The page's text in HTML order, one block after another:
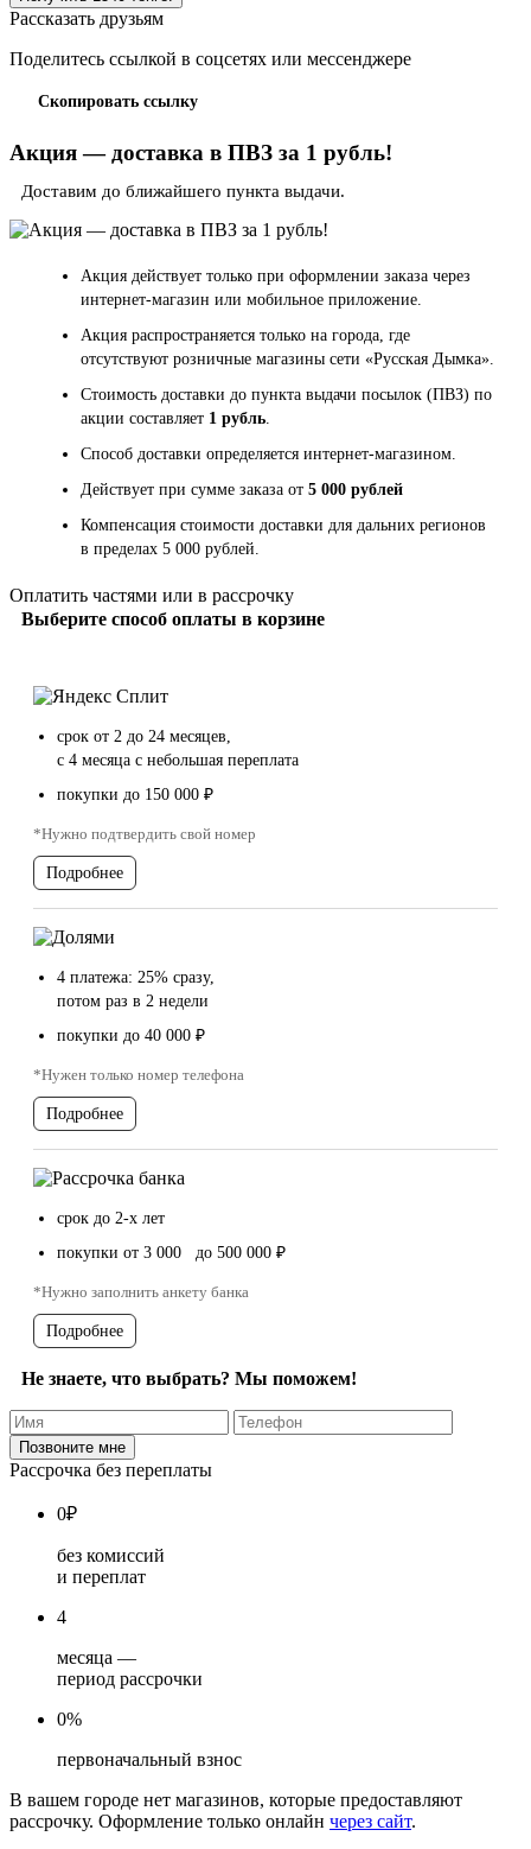
Рассказать друзьям
Поделитесь ссылкой в соцсетях или мессенджере
Скопировать ссылку
Акция — доставка в ПВЗ за 1 рубль!
Доставим до ближайшего пункта выдачи.
Акция действует только при оформлении заказа через
интернет-магазин или мобильное приложение.
Акция распространяется только на города, где
отсутствуют розничные магазины сети «Русская Дымка».
Стоимость доставки до пункта выдачи посылок (ПВЗ) по
акции составляет 1 рубль
Способ доставки определяется интернет-магазином.
Действует при сумме заказа от 5 000 рублей
Компенсация стоимости доставки для дальних регионов
в пределах 5 000 рублей.
Оплатить частями или в рассрочку
Выберите способ оплаты в корзине
срок от 2 до 24 месяцев,
с 4 месяца с небольшая переплата
покупки до 150 000 ₽
*Нужно подтвердить свой номер
Подробнее
4 платежа: 25% сразу,
потом раз в 2 недели
покупки до 40 000 ₽
*Нужен только номер телефона
Подробнее
срок до 2-х лет
покупки от 3 000 до 500 000 ₽
*Нужно заполнить анкету банка
Подробнее
Не знаете, что выбрать? Мы поможем!
Рассрочка без переплаты
0₽
без комиссий
и переплат
4
месяца —
период рассрочки
0%
первоначальный взнос
В вашем городе нет магазинов, которые предоставляют
рассрочку. Оформление только онлайн через сайт.